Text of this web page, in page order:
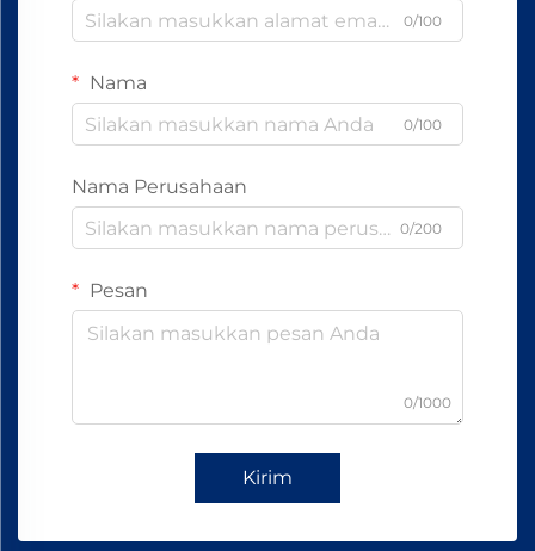
0/100
Nama
0/100
Nama Perusahaan
0/200
Pesan
0/1000
Kirim